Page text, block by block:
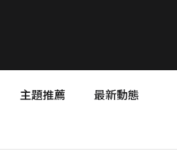
主題推薦 最新動態